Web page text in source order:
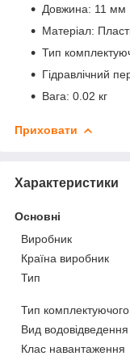
Довжина: 11 мм
Матеріал:
Тип
Гідравлічний
Вага: 0.02 кг
Приховати
Характеристики
Основні
Виробник
Країна виробник
Тип
Тип комплектуючого
Вид водовідведення
Клас навантаження